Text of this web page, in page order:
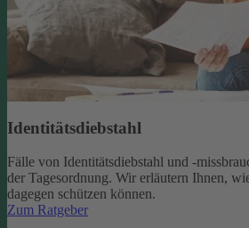
Identitätsdiebstahl
Fälle von Identitätsdiebstahl und -
der Tagesordnung. Wir erläutern Ihnen,
dagegen schützen können.
Zum Ratgeber